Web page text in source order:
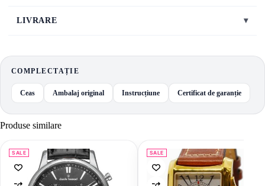
LIVRARE ▾
COMPLECTAȚIE
Ceas Ambalaj original Instrucțiune Certificat de garanție
Produse similare
SALE SALE